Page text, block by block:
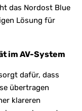
das Nordost Blue
Lösung für
im AV-System
dafür, dass
übertragen
klareren